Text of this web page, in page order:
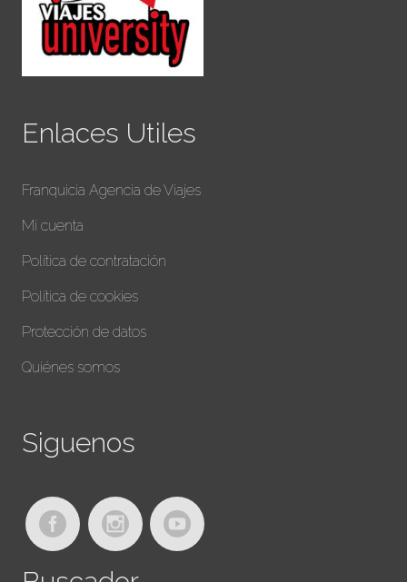
Enlaces Utiles
Franquicia Agencia de Viajes
Mi cuenta
Política de contratación
Política de cookies
Protección de datos
Quiénes somos
Siguenos